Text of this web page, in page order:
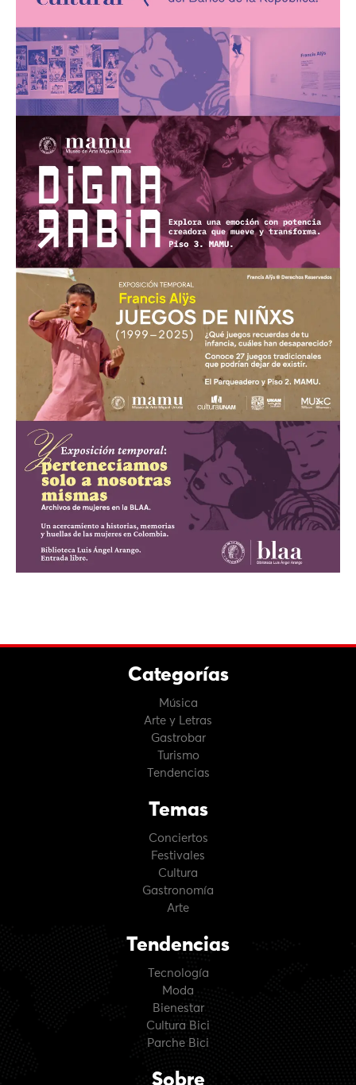
Categorías
Música
Arte y Letras
Gastrobar
Turismo
Tendencias
Temas
Conciertos
Festivales
Cultura
Gastronomía
Arte
Tendencias
Tecnología
Moda
Bienestar
Cultura Bici
Parche Bici
Sobre